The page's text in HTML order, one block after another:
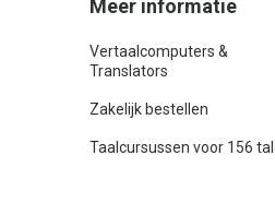
Meer informatie
Vertaalcomputers &
Translators
Zakelijk bestellen
Taalcursussen voor 156